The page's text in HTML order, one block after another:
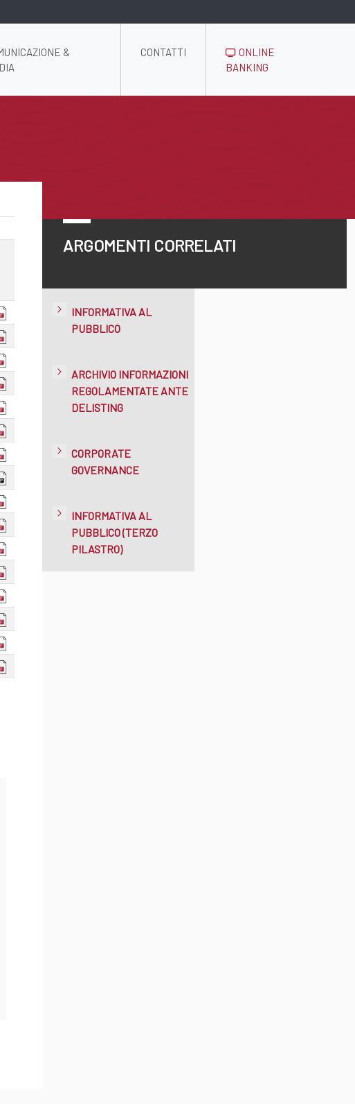
&
CONTATTI
ONLINE
BANKING
ARGOMENTI CORRELATI
INFORMATIVA AL
PUBBLICO
ARCHIVIO INFORMAZIONI
REGOLAMENTATE ANTE
DELISTING
CORPORATE
GOVERNANCE
INFORMATIVA AL
PUBBLICO (TERZO
PILASTRO)